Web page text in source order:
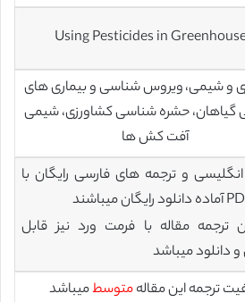
Using Pesticides in
و شیمی، ویروس شناسی و بیماری های
گیاهان، حشره شناسی کشاورزی، شیمی
آفت کش ها
و ترجمه های فارسی رایگان با
ترجمه مقاله با فرمت ورد نیز قابل
و دانلود میباشد
ترجمه این مقالهمتوسطمیباشد